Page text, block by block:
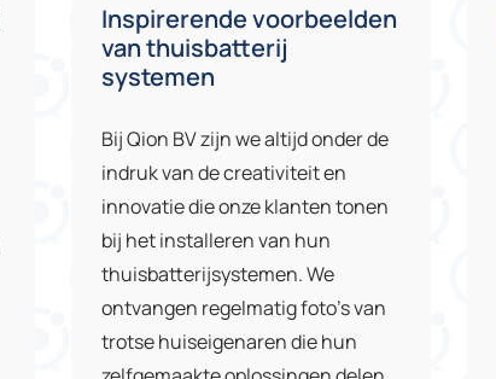
Inspirerende voorbeelden
van thuisbatterij
systemen
Bij Qion BV zijn we altijd onder de
indruk van de creativiteit en
innovatie die onze klanten tonen
bij het installeren van hun
thuisbatterijsystemen. We
ontvangen regelmatig foto’s van
trotse huiseigenaren die hun